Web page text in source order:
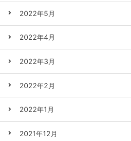
2022年5月
2022年4月
2022年3月
2022年2月
2022年1月
2021年12月